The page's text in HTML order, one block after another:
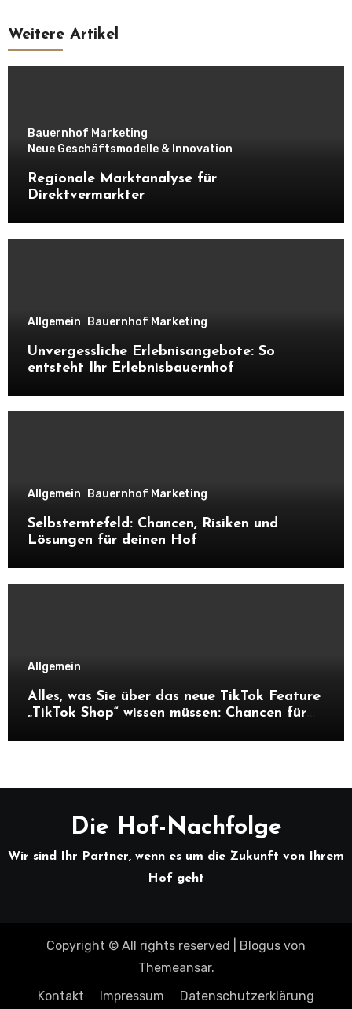
Weitere Artikel
Bauernhof Marketing
Neue Geschäftsmodelle & Innovation
Regionale Marktanalyse für
Direktvermarkter
Allgemein Bauernhof Marketing
Unvergessliche Erlebnisangebote: So
entsteht Ihr Erlebnisbauernhof
Allgemein Bauernhof Marketing
Selbsterntefeld: Chancen, Risiken und
Lösungen für deinen Hof
Allgemein
Alles, was Sie über das neue TikTok Feature
„TikTok Shop“ wissen müssen: Chancen für
Die Hof-Nachfolge
Wir sind Ihr Partner, wenn es um die Zukunft von Ihrem
Hof geht
Copyright © All rights reserved Blogus von
Themeansar.
Kontakt
Impressum Datenschutzerklärung